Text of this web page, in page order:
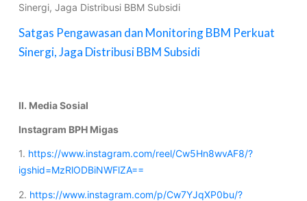
Sinergi, Jaga Distribusi BBM Subsidi
Satgas Pengawasan dan Monitoring BBM Perkuat
Sinergi, Jaga Distribusi BBM Subsidi
II. Media Sosial
Instagram BPH Migas
1. https://www.instagram.com/reel/Cw5Hn8wvAF8/?
igshid=MzRlODBiNWFlZA==
2. https://www.instagram.com/p/Cw7YJqXP0bu/?